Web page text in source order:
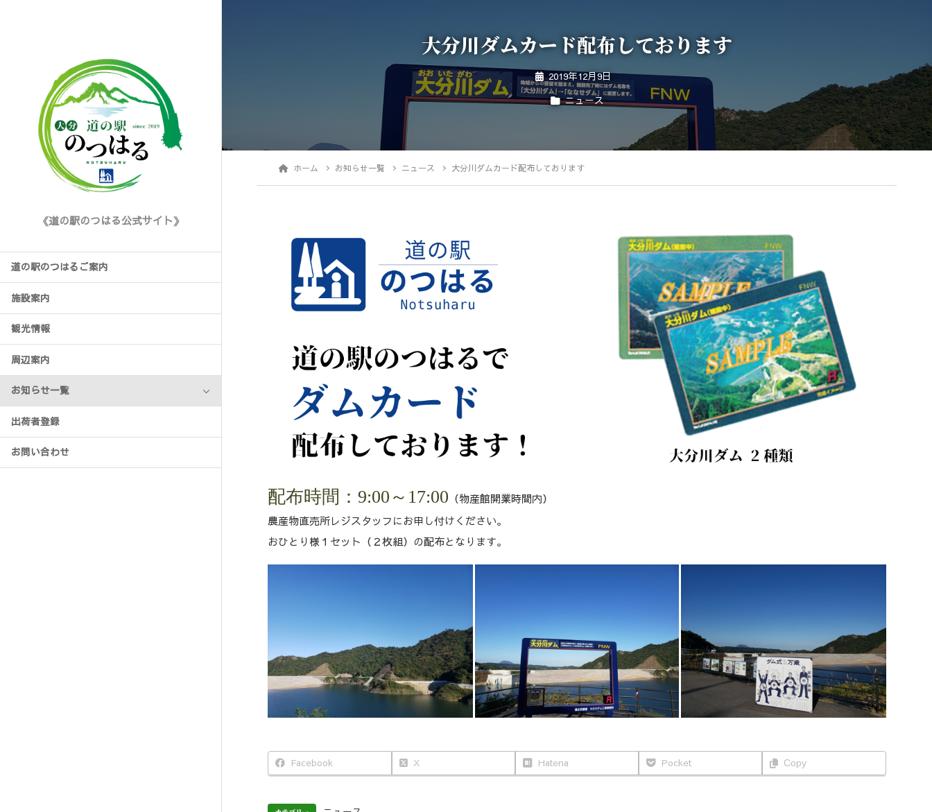
《道の駅のつはる公式サイト》
道の駅のつはるご案内
施設案内
観光情報
周辺案内
お知らせ一覧
出荷者登録
お問い合わせ
大分川ダムカード配布しております
2019年12月9日
ニュース
ホーム お知らせ一覧 ニュース 大分川ダムカード配布しております
配布時間：9:00～17:00 （物産館開業時間内）
農産物直売所レジスタッフにお申し付けください。
おひとり様１セット（２枚組）の配布となります。
Facebook X Hatena Pocket Copy